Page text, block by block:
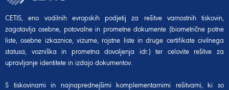
CETIS, eno vodilnih evropskih podjetij za rešitve varnostnih tiskovin,
zagotavlja osebne, potovalne in prometne dokumente (biometrične potne
liste, osebne izkaznice, vizume, rojstne liste in druge certifikate civilnega
statusa, vozniška in prometna dovoljenja idr.) ter celovite rešitve za
upravljanje identitete in izdajo dokumentov.
S tiskovinami in najnaprednejšimi komplementarnimi rešitvami, ki so